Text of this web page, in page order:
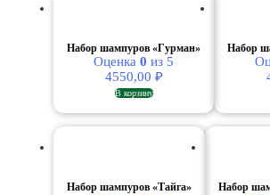
Набор шампуров «Гурман»
Оценка 0 из 5
4550,00 ₽
В корзину
Набор
Набор шампуров «Тайга» Набор